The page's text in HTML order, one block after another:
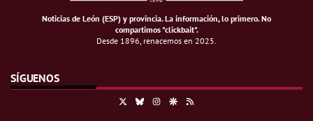
Noticias de León (ESP) y provincia. La información, lo primero.No
compartimos "clickbait".
Desde 1896, renacemos en 2025.
SÍGUENOS
BlueskyInstagramGoogle Discover